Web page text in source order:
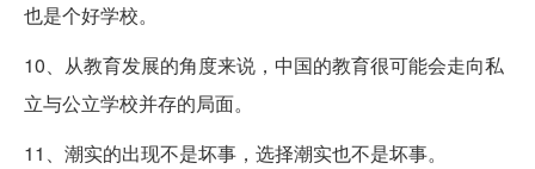
也是个好学校。
10、从教育发展的角度来说，中国的教育很可能会走向私
立与公立学校并存的局面。
11、潮实的出现不是坏事，选择潮实也不是坏事。